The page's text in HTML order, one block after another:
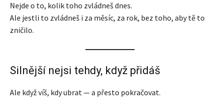
Nejde o to, kolik toho zvládneš dnes.
Ale jestli to zvládneš i za měsíc, za rok, bez toho, aby tě to
zničilo.
Silnější nejsi tehdy, když přidáš
Ale když víš, kdy ubrat — a přesto pokračovat.